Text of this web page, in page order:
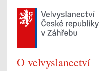
O velvyslanectví